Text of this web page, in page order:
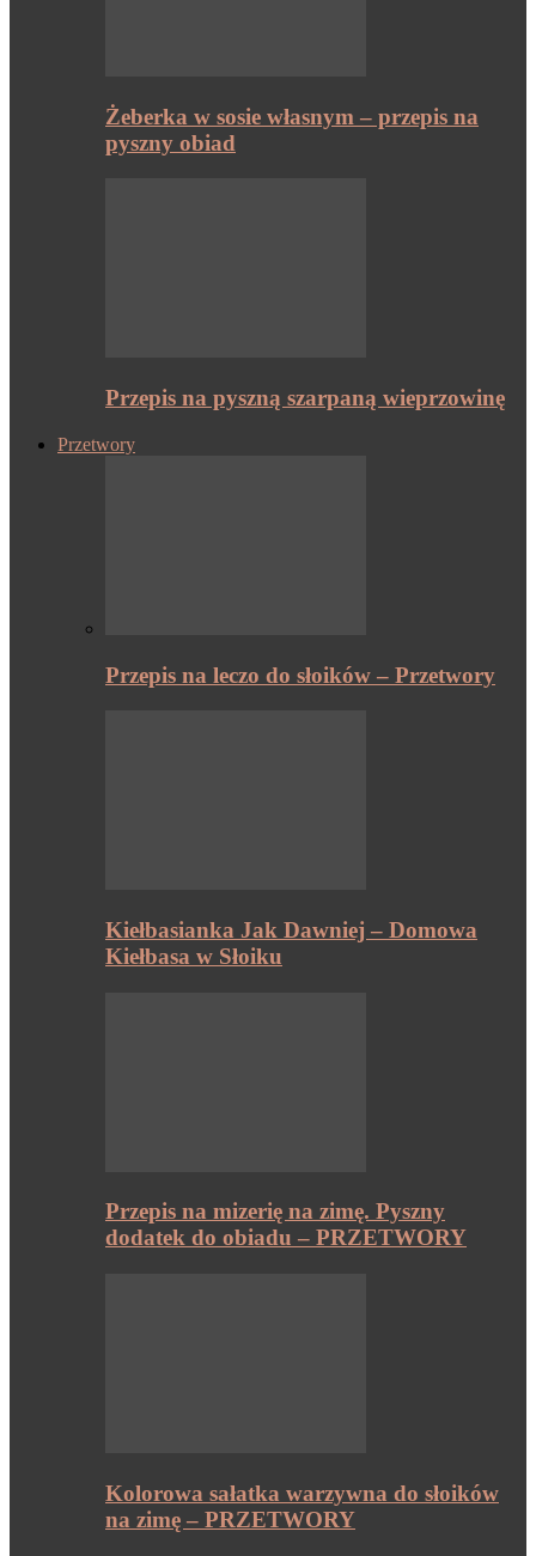
Żeberka w sosie własnym – przepis na
pyszny obiad
Przepis na pyszną szarpaną wieprzowinę
Przetwory
Przepis na leczo do słoików – Przetwory
Kiełbasianka Jak Dawniej – Domowa
Kiełbasa w Słoiku
Przepis na mizerię na zimę. Pyszny
dodatek do obiadu – PRZETWORY
Kolorowa sałatka warzywna do słoików
na zimę – PRZETWORY